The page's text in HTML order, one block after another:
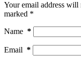
Your email address will
marked *
Name *
Email *